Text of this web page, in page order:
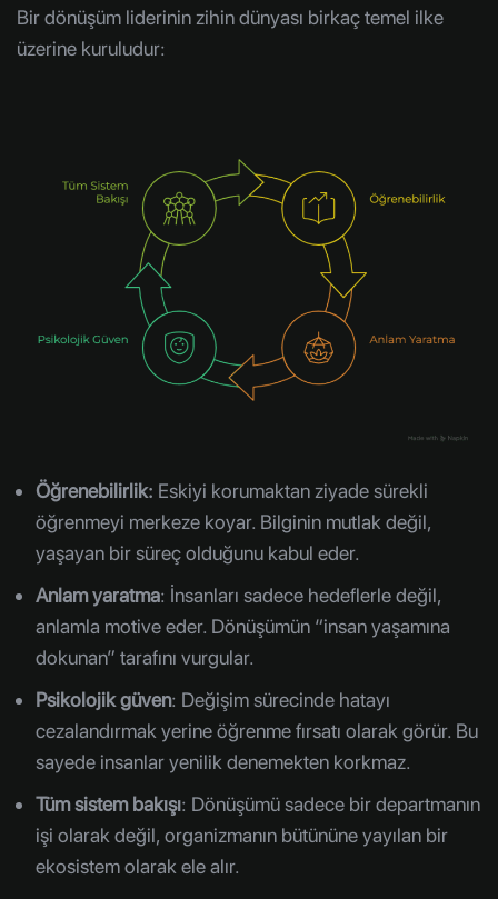
Bir dönüşüm liderinin zihin dünyası birkaç temel ilke
üzerine kuruludur:
Öğrenebilirlik: Eskiyi korumaktan ziyade sürekli
öğrenmeyi merkeze koyar. Bilginin mutlak değil,
yaşayan bir süreç olduğunu kabul eder.
Anlam yaratma: İnsanları sadece hedeflerle değil,
anlamla motive eder. Dönüşümün “insan yaşamına
dokunan” tarafını vurgular.
Psikolojik güven: Değişim sürecinde hatayı
cezalandırmak yerine öğrenme fırsatı olarak görür. Bu
sayede insanlar yenilik denemekten korkmaz.
Tüm sistem bakışı: Dönüşümü sadece bir departmanın
işi olarak değil, organizmanın bütününe yayılan bir
ekosistem olarak ele alır.